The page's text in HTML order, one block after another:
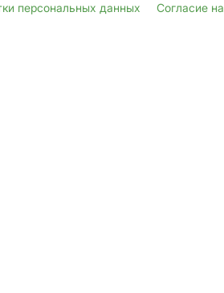
персональных данных Согласие